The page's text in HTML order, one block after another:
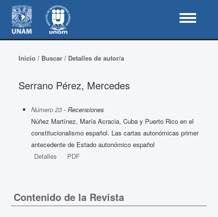
Inicio/ Buscar/ Detalles de autor/a
Serrano Pérez, Mercedes
Número 23- Recensiones
Núñez Martínez, María Acracia, Cuba y Puerto Rico en el
constitucionalismo español. Las cartas autonómicas primer
antecedente de Estado autonómico español
Detalles
PDF
Contenido de la Revista